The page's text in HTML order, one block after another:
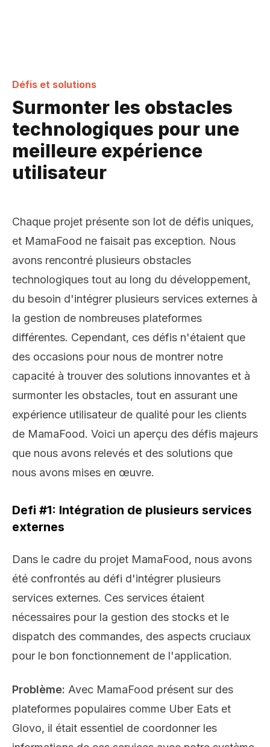
Défis et solutions
Surmonter les obstacles
technologiques pour une
meilleure expérience
utilisateur
Chaque projet présente son lot de défis uniques,
et MamaFood ne faisait pas exception. Nous
avons rencontré plusieurs obstacles
technologiques tout au long du développement,
du besoin d'intégrer plusieurs services externes à
la gestion de nombreuses plateformes
différentes. Cependant, ces défis n'étaient que
des occasions pour nous de montrer notre
capacité à trouver des solutions innovantes et à
surmonter les obstacles, tout en assurant une
expérience utilisateur de qualité pour les clients
de MamaFood. Voici un aperçu des défis majeurs
que nous avons relevés et des solutions que
nous avons mises en œuvre.
Defi #1: Intégration de plusieurs services
externes
Dans le cadre du projet MamaFood, nous avons
été confrontés au défi d'intégrer plusieurs
services externes. Ces services étaient
nécessaires pour la gestion des stocks et le
dispatch des commandes, des aspects cruciaux
pour le bon fonctionnement de l'application.
Problème: Avec MamaFood présent sur des
plateformes populaires comme Uber Eats et
Glovo, il était essentiel de coordonner les